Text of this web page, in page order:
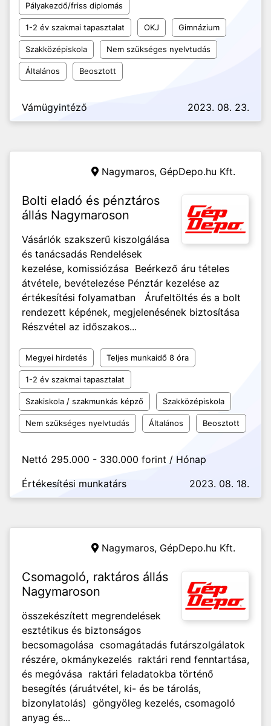
Pályakezdő/friss diplomás
1-2 év szakmai tapasztalat OKJ Gimnázium
Szakközépiskola Nem szükséges nyelvtudás
Általános Beosztott
Vámügyintéző 2023. 08. 23.
Nagymaros, GépDepo.hu Kft.
Bolti eladó és pénztáros
állás Nagymaroson
Vásárlók szakszerű kiszolgálása
és tanácsadás Rendelések
kezelése, komissiózása Beérkező áru tételes
átvétele, bevételezése Pénztár kezelése az
értékesítési folyamatban Árufeltöltés és a bolt
rendezett képének, megjelenésének biztosítása
Részvétel az időszakos...
Megyei hirdetés Teljes munkaidő 8 óra
1-2 év szakmai tapasztalat
Szakiskola / szakmunkás képző Szakközépiskola
Nem szükséges nyelvtudás Általános Beosztott
Nettó 295.000 - 330.000 forint / Hónap
Értékesítési munkatárs
2023. 08. 18.
Nagymaros, GépDepo.hu Kft.
Csomagoló, raktáros állás
Nagymaroson
összekészített megrendelések
esztétikus és biztonságos
becsomagolása csomagátadás futárszolgálatok
részére, okmánykezelés raktári rend fenntartása,
és megóvása raktári feladatokba történő
besegítés (áruátvétel, ki- és be tárolás,
bizonylatolás) göngyöleg kezelés, csomagoló
anyag és...